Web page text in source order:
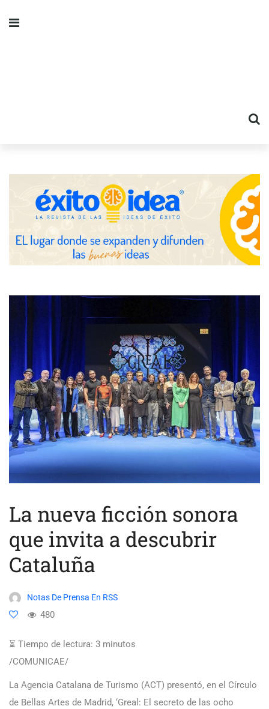
La nueva ficción sonora
que invita a descubrir
Cataluña
Notas De Prensa En RSS
480
⏳ Tiempo de lectura: 3 minutos
/COMUNICAE/
La Agencia Catalana de Turismo (ACT) presentó, en el Círculo
de Bellas Artes de Madrid, ‘Greal: El secreto de las ocho